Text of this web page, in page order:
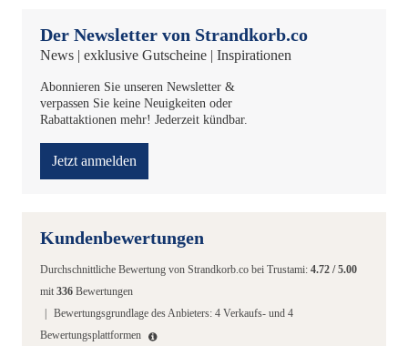
Der Newsletter von Strandkorb.co
News | exklusive Gutscheine | Inspirationen
Abonnieren Sie unseren Newsletter &
verpassen Sie keine Neuigkeiten oder
Rabattaktionen mehr! Jederzeit kündbar.
Jetzt anmelden
Kundenbewertungen
Durchschnittliche Bewertung von Strandkorb.co bei Trustami: 4.72 /5.00
mit 336 Bewertungen
Bewertungsgrundlage des Anbieters: 4 Verkaufs- und 4
Bewertungsplattformen